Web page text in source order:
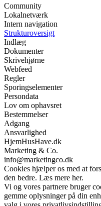
Community
Lokalnetværk
Intern navigation
Strukturoversigt
Indlæg
Dokumenter
Skrivehjørne
Webfeed
Regler
Sporingselementer
Persondata
Lov om ophavsret
Bestemmelser
Adgang
Ansvarlighed
HjemHusHave.dk
Marketing & Co.
info@marketingco.dk
Cookies hjælper os med at
den bedre. Læs mere her.
Vi og vores partnere bruger
gemme oplysninger på din